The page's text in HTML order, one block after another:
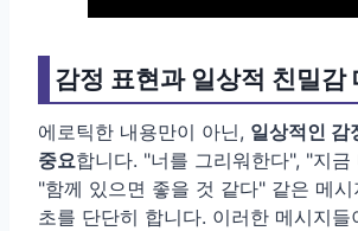
감정 표현과 일상적 친밀감
에로틱한 내용만이 아닌, 일상적인 감
중요합니다. "너를 그리워한다", "지금
"함께 있으면 좋을 것 같다" 같은 메
초를 단단히 합니다. 이러한 메시지들